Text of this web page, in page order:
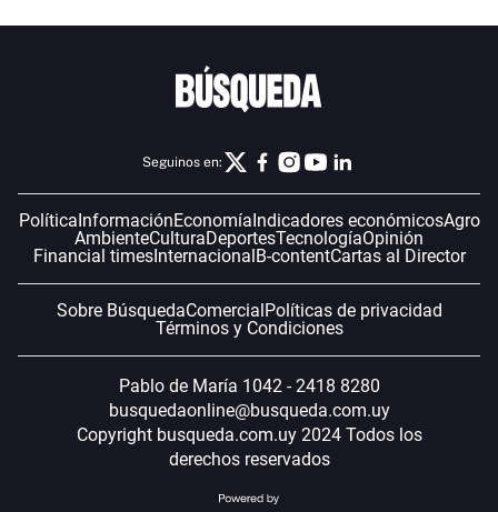
Seguinos en:
PolíticaInformaciónEconomíaIndicadores económicosAgro
AmbienteCulturaDeportesTecnologíaOpinión
Financial timesInternacionalB-contentCartas al Director
Sobre BúsquedaComercialPolíticas de privacidad
Términos y Condiciones
Pablo de María 1042 - 2418 8280
busquedaonline@busqueda.com.uy
Copyright busqueda.com.uy 2024 Todos los
derechos reservados